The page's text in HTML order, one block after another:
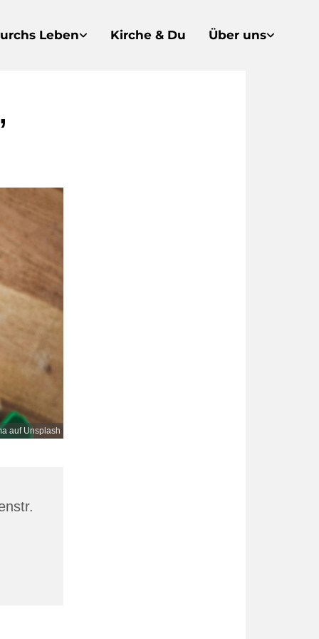
Leben Kirche & Du Über uns
auf Unsplash